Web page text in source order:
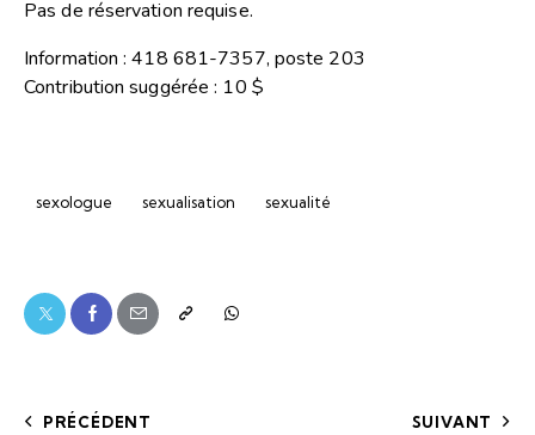
Pas de réservation requise.
Information : 418 681-7357, poste 203
Contribution suggérée : 10 $
sexologue sexualisation sexualité
PRÉCÉDENT SUIVANT